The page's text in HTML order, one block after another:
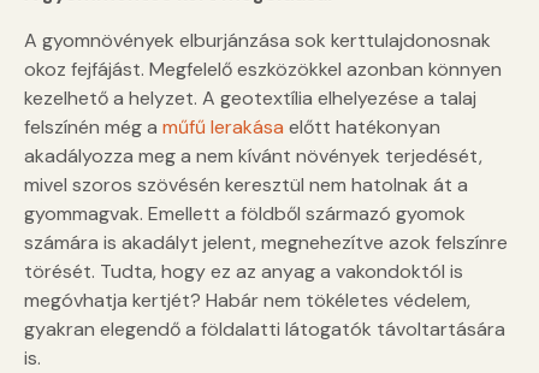
A gyomnövények elburjánzása sok kerttulajdonosnak
okoz fejfájást. Megfelelő eszközökkel azonban könnyen
kezelhető a helyzet. A geotextília elhelyezése a talaj
felszínén még a műfű lerakása előtt hatékonyan
akadályozza meg a nem kívánt növények terjedését,
mivel szoros szövésén keresztül nem hatolnak át a
gyommagvak. Emellett a földből származó gyomok
számára is akadályt jelent, megnehezítve azok felszínre
törését. Tudta, hogy ez az anyag a vakondoktól is
megóvhatja kertjét? Habár nem tökéletes védelem,
gyakran elegendő a földalatti látogatók távoltartására
is.